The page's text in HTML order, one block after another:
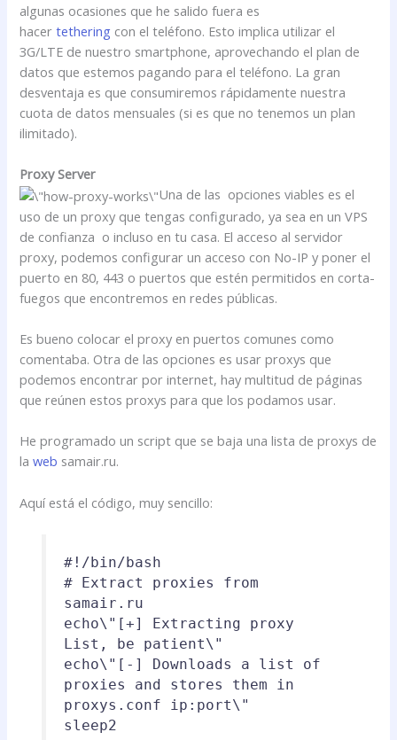
algunas ocasiones que he salido fuera es
hacertethering con el teléfono. Esto implica utilizar el
3G/LTE de nuestro smartphone, aprovechando el plan de
datos que estemos pagando para el teléfono. La gran
desventaja es que consumiremos rápidamente nuestra
cuota de datos mensuales (si es que no tenemos un plan
ilimitado).
Proxy Server
Una de las opciones viables es el
uso de un proxy que tengas configurado, ya sea en un VPS
de confianza o incluso en tu casa. El acceso al servidor
proxy, podemos configurar un acceso con No-IP y poner el
puerto en 80, 443 o puertos que estén permitidos en corta-
fuegos que encontremos en redes públicas.
Es bueno colocar el proxy en puertos comunes como
comentaba. Otra de las opciones es usar proxys que
podemos encontrar por internet, hay multitud de páginas
que reúnen estos proxys para que los podamos usar.
He programado un script que se baja una lista de proxys de
laweb samair.ru.
Aquí está el código, muy sencillo:
#!/bin/bash
# Extract proxies from
samair.ru
echo\"[+] Extracting proxy
List, be patient\"
echo\"[-] Downloads a list of
proxies and stores them in
proxys.conf ip:port\"
sleep2